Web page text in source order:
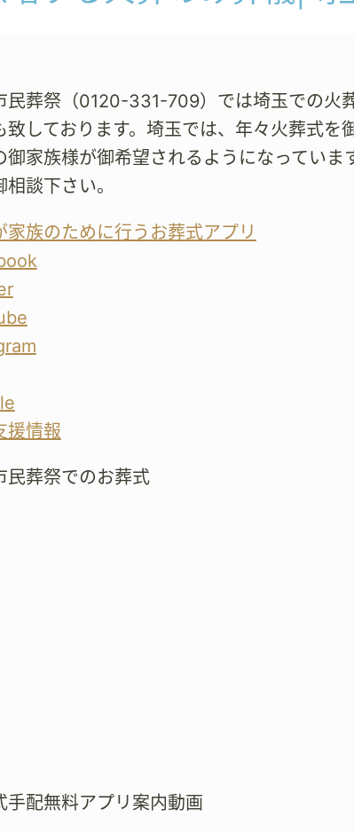
民葬祭（0120-331-709）では埼玉での火
致しております。埼玉では、年々火葬式を
御家族様が御希望されるようになってい
談下さい。
家族のために行うお葬式アプリ
援情報
民葬祭でのお葬式
手配無料アプリ案内動画